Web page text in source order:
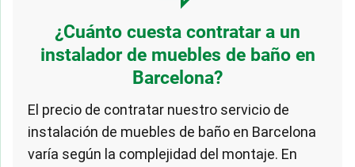
¿Cuánto cuesta contratar a un
instalador de muebles de baño en
Barcelona?
El precio de contratar nuestro servicio de
instalación de muebles de baño en Barcelona
varía según la complejidad del montaje. En